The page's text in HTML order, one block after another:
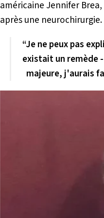
américaine Jennifer
après une neurochirurgie.
“Je ne peux pas
existait un remède
majeure, j'aurais